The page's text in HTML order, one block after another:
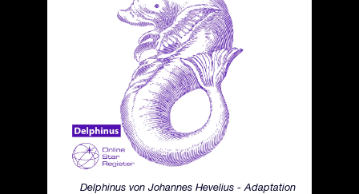
Delphinus von Johannes Hevelius - Adaptation